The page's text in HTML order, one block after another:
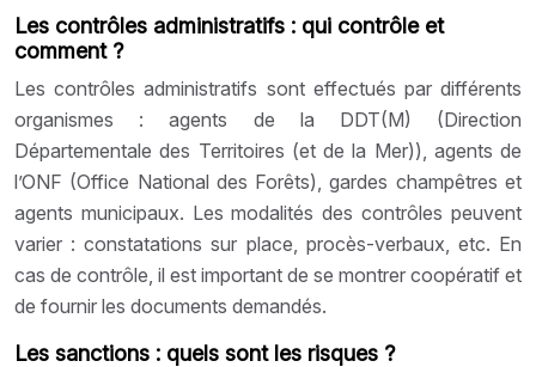
Les contrôles administratifs : qui contrôle et
comment ?
Les contrôles administratifs sont effectués par différents
organismes : agents de la DDT(M) (Direction
Départementale des Territoires (et de la Mer)), agents de
l’ONF (Office National des Forêts), gardes champêtres et
agents municipaux. Les modalités des contrôles peuvent
varier : constatations sur place, procès-verbaux, etc. En
cas de contrôle, il est important de se montrer coopératif et
de fournir les documents demandés.
Les sanctions : quels sont les risques ?